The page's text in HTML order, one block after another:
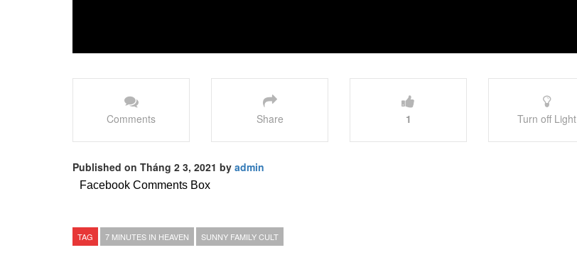
Comments Share 1 Turn off Light
Published on Tháng 2 3, 2021 by admin
Facebook Comments Box
TAG 7 MINUTES IN HEAVEN SUNNY FAMILY CULT